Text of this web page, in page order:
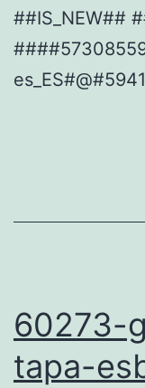
##IS_NEW##
60273-
tapa-